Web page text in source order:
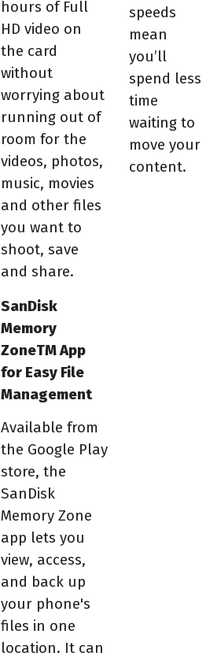
hours of Full
HD video on
the card
without
worrying about
running out of
room for the
videos, photos,
music, movies
and other files
you want to
shoot, save
and share.
speeds
mean
you’ll
spend less
time
waiting to
move your
content.
SanDisk
Memory
ZoneTM App
for Easy File
Management
Available from
the Google Play
store, the
SanDisk
Memory Zone
app lets you
view, access,
and back up
your phone's
files in one
location. It can